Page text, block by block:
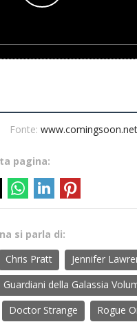
Fonte: www.comingsoon.net
pagina:
si parla di:
Chris Pratt Jennifer
Guardiani della Galassia
Doctor Strange Rogue